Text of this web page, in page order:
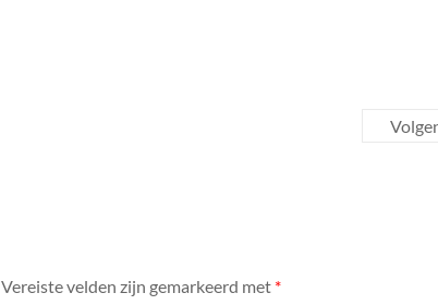
Vereiste velden zijn gemarkeerd met *